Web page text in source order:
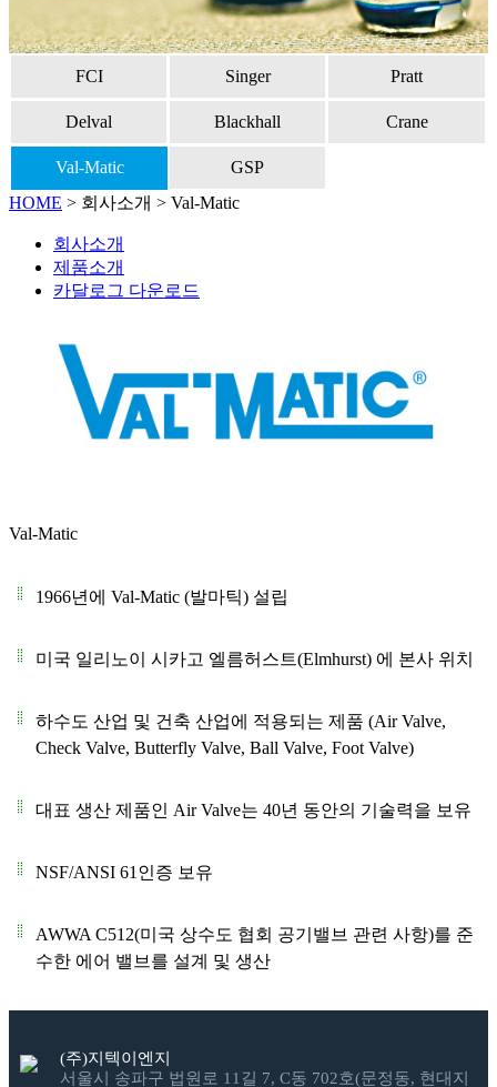
FCI Singer Pratt
Delval Blackhall Crane
Val-Matic
GSP
HOME > 회사소개 > Val-Matic
회사소개
제품소개
카달로그 다운로드
Val-Matic
1966년에 Val-Matic (발마틱) 설립
미국 일리노이 시카고 엘름허스트(Elmhurst) 에 본사 위치
하수도 산업 및 건축 산업에 적용되는 제품 (Air Valve,
Check Valve, Butterfly Valve, Ball Valve, Foot Valve)
대표 생산 제품인 Air Valve는 40년 동안의 기술력을 보유
NSF/ANSI 61인증 보유​
AWWA C512(미국 상수도 협회 공기밸브 관련 사항)를 준
수한 에어 밸브를 설계 및 생산
(주)지텍이엔지
서울시 송파구 법원로 11길 7, C동 702호(문정동, 현대지